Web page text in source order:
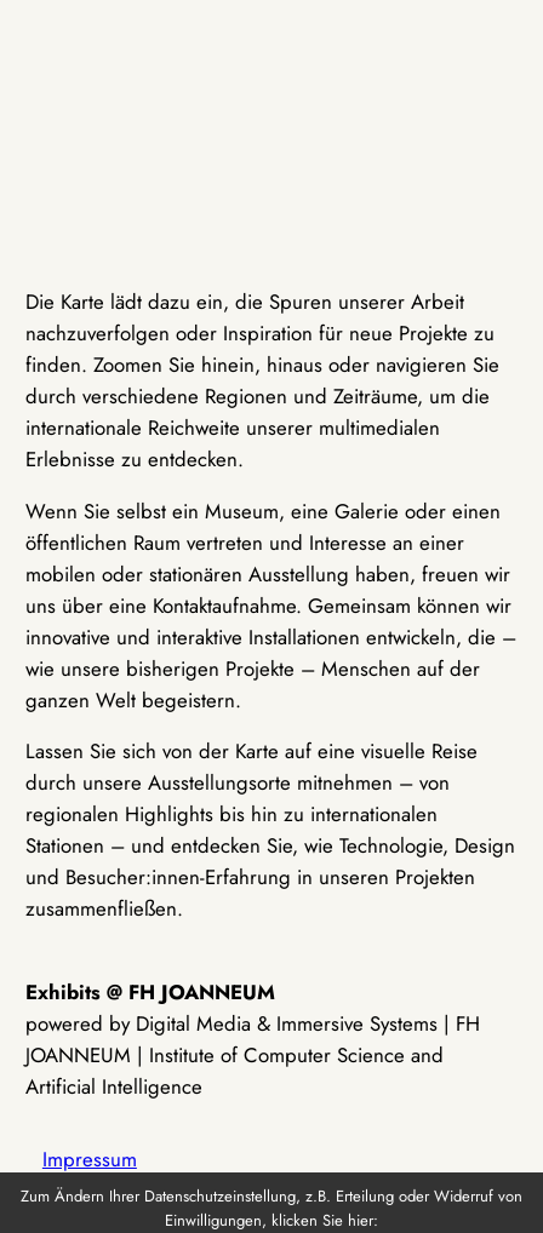
Die Karte lädt dazu ein, die Spuren unserer Arbeit
nachzuverfolgen oder Inspiration für neue Projekte zu
finden. Zoomen Sie hinein, hinaus oder navigieren Sie
durch verschiedene Regionen und Zeiträume, um die
internationale Reichweite unserer multimedialen
Erlebnisse zu entdecken.
Wenn Sie selbst ein Museum, eine Galerie oder einen
öffentlichen Raum vertreten und Interesse an einer
mobilen oder stationären Ausstellung haben, freuen wir
uns über eine Kontaktaufnahme. Gemeinsam können wir
innovative und interaktive Installationen entwickeln, die –
wie unsere bisherigen Projekte – Menschen auf der
ganzen Welt begeistern.
Lassen Sie sich von der Karte auf eine visuelle Reise
durch unsere Ausstellungsorte mitnehmen – von
regionalen Highlights bis hin zu internationalen
Stationen – und entdecken Sie, wie Technologie, Design
und Besucher:innen-Erfahrung in unseren Projekten
zusammenfließen.
Exhibits @ FH JOANNEUM
powered by Digital Media & Immersive Systems | FH
JOANNEUM | Institute of Computer Science and
Artificial Intelligence
Impressum
Zum Ändern Ihrer Datenschutzeinstellung, z.B. Erteilung oder Widerruf von
Einwilligungen, klicken Sie hier: